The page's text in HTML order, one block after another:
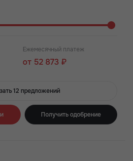
Ежемесячный платеж
от 52 873 ₽
12 предложений
Получить одобрение